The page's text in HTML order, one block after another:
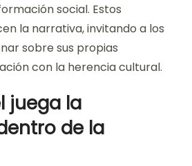
social. Estos
la narrativa, invitando a los
sobre sus propias
con la herencia cultural.
juega la
de la